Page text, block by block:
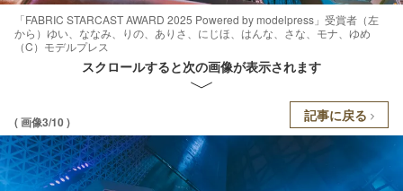
「FABRIC STARCAST AWARD 2025 Powered by modelpress」受賞者（左
から）ゆい、ななみ、りの、ありさ、にじほ、はんな、さな、モナ、ゆめ
（C）モデルプレス
スクロールすると次の画像が表示されます
( 画像3/10 ) 記事に戻る